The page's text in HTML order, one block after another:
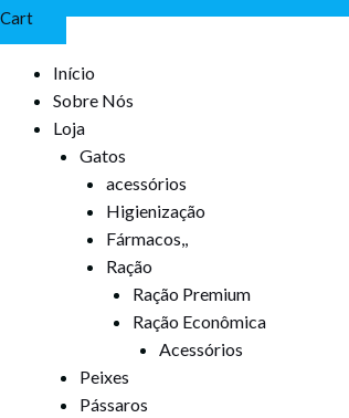
Cart
Início
Sobre Nós
Loja
Gatos
acessórios
Higienização
Fármacos,,
Ração
Ração Premium
Ração Econômica
Acessórios
Peixes
Pássaros